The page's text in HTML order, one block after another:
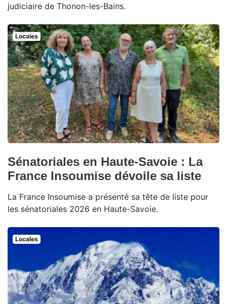
judiciaire de Thonon-les-Bains.
Locales
Sénatoriales en Haute-Savoie : La
France Insoumise dévoile sa liste
La France Insoumise a présenté sa tête de liste pour
les sénatoriales 2026 en Haute-Savoie.
Locales